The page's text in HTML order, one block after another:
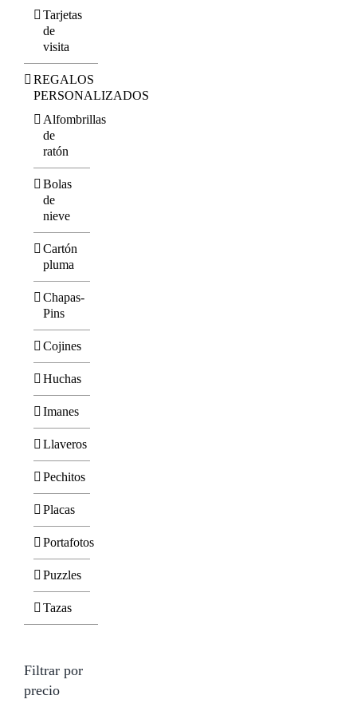
Tarjetas
de
visita
REGALOS
PERSONALIZADOS
Alfombrillas
de
ratón
Bolas
de
nieve
Cartón
pluma
Chapas-
Pins
Cojines
Huchas
Imanes
Llaveros
Pechitos
Placas
Portafotos
Puzzles
Tazas
Filtrar por
precio